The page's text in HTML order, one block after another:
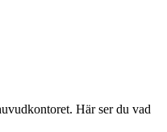
Här ser du vad